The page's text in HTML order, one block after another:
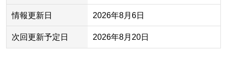
情報更新日 2026年8月6日
次回更新予定日 2026年8月20日